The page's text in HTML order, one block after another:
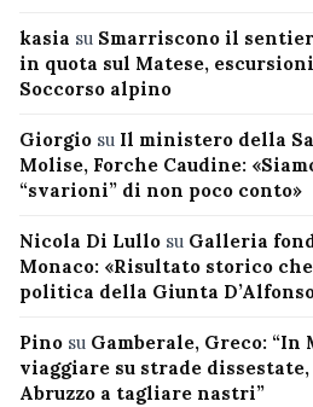
kasia su Smarriscono il
in quota sul Matese,
Soccorso alpino
Giorgio su Il ministero della
Molise, Forche Caudine:
“svarioni” di non poco conto»
Nicola Di Lullo su Galleria
Monaco: «Risultato storico
politica della Giunta
Pino su Gamberale, Greco:
viaggiare su strade
Abruzzo a tagliare nastri”